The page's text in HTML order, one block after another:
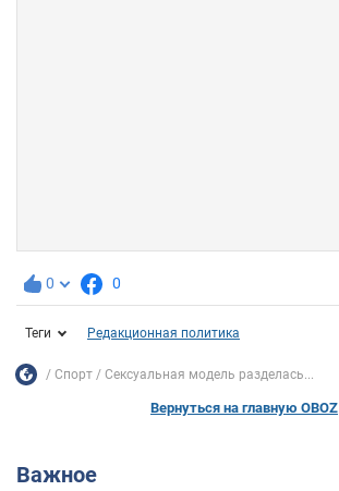
0 0
Теги Редакционная политика
Спорт Сексуальная модель разделась...
Вернуться на главную OBOZ
Важное